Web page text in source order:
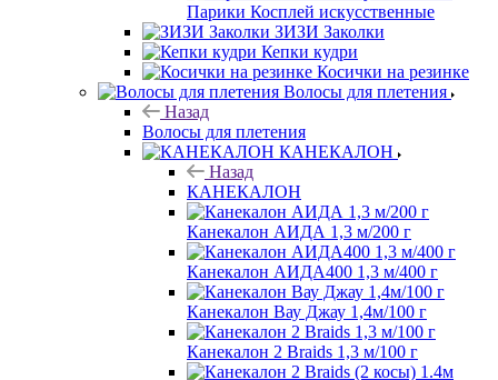
Парики Косплей искусственные
ЗИЗИ Заколки
Кепки кудри
Косички на резинке
Волосы для плетения
Назад
Волосы для плетения
КАНЕКАЛОН
Назад
КАНЕКАЛОН
Канекалон АИДА 1,3 м/200 г
Канекалон АИДА400 1,3 м/400 г
Канекалон Вау Джау 1,4м/100 г
Канекалон 2 Braids 1,3 м/100 г